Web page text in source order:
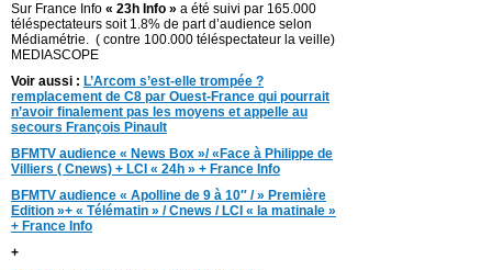
Sur France Info « 23h Info » a été suivi par 165.000
téléspectateurs soit 1.8% de part d’audience selon
Médiamétrie. ( contre 100.000 téléspectateur la veille)
MEDIASCOPE
Voir aussi : L’Arcom s’est-elle trompée ?
remplacement de C8 par Ouest-France qui pourrait
n’avoir finalement pas les moyens et appelle au
secours François Pinault
BFMTV audience « News Box »/ «Face à Philippe de
Villiers ( Cnews) + LCI « 24h » + France Info
BFMTV audience « Apolline de 9 à 10″ / » Première
Edition »+ « Télématin » / Cnews / LCI « la matinale »
+ France Info
+